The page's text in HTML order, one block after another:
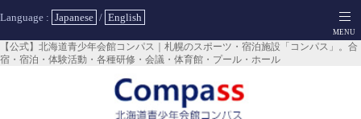
【公式】北海道青少年会館コンパス｜札幌のスポーツ・宿泊施設「コンパス」。合
宿・宿泊・体験活動・各種研修・会議・体育館・プール・ホール
Language : Japanese / English